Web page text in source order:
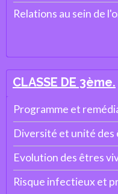
Relations au sein de
CLASSE DE 3ème.
Programme et
Diversité et unité des
Evolution des êtres
Risque infectieux et